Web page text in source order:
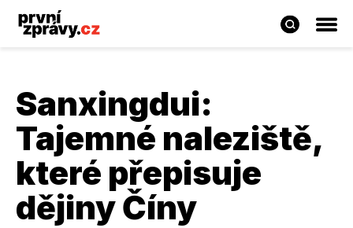
Sanxingdui:
Tajemné naleziště,
které přepisuje
dějiny Číny